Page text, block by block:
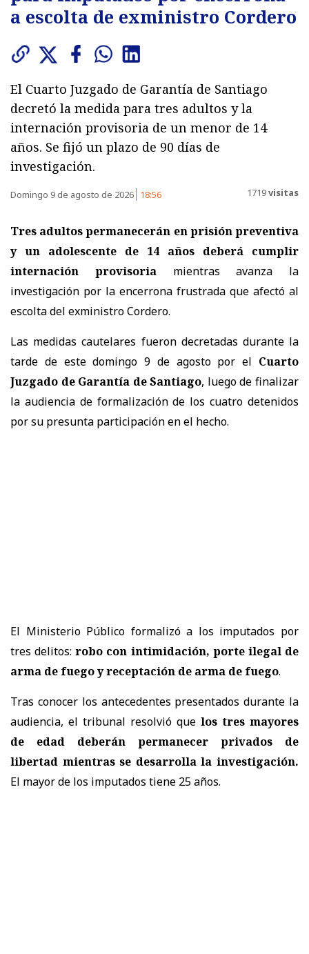
a escolta de exministro Cordero
El Cuarto Juzgado de Garantía de Santiago
decretó la medida para tres adultos y la
internación provisoria de un menor de 14
años. Se fijó un plazo de 90 días de
investigación.
Domingo 9 de agosto de 2026 18:56 1719visitas
Tres adultos permanecerán en prisión preventiva
y un adolescente de 14 años deberá cumplir
internación provisoriamientras avanza la
investigación por la encerrona frustrada que afectó al
escolta del exministro Cordero.
Las medidas cautelares fueron decretadas durante la
tarde de este domingo 9 de agosto por el Cuarto
Juzgado de Garantía de Santiago, luego de finalizar
la audiencia de formalización de los cuatro detenidos
por su presunta participación en el hecho.
El Ministerio Público formalizó a los imputados por
tres delitos:robo con intimidación, porte ilegal de
arma de fuego y receptación de arma de fuego.
Tras conocer los antecedentes presentados durante la
audiencia, el tribunal resolvió que los tres mayores
de edad deberán permanecer privados de
libertad mientras se desarrolla la investigación.
El mayor de los imputados tiene 25 años.